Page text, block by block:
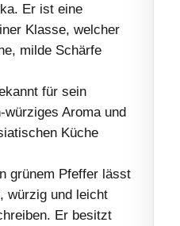
Er ist eine
Klasse, welcher
milde Schärfe
für sein
Aroma und
Küche
grünem Pfeffer lässt
würzig und leicht
Er besitzt